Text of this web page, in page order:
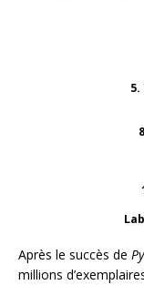
5.
Après le succès de
millions